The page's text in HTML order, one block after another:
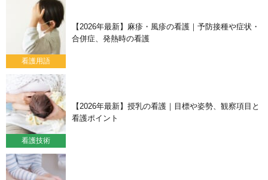
看護用語
【2026年最新】麻疹・風疹の看護｜予防接種や症状・
合併症、発熱時の看護
看護技術
【2026年最新】授乳の看護｜目標や姿勢、観察項目と
看護ポイント